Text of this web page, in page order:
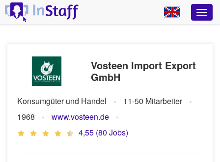
Vosteen Import Export
GmbH
Konsumgüter und Handel
11-50 Mitarbeiter
1968
www.vosteen.de
4,55 (80 Jobs)